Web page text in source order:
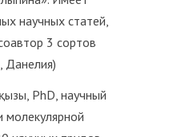
научных статей,
3 сортов
Данелия)
PhD, научный
молекулярной